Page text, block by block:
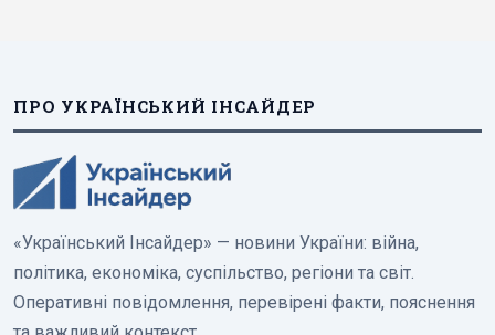
ПРО УКРАЇНСЬКИЙ ІНСАЙДЕР
«Український Інсайдер» — новини України: війна,
політика, економіка, суспільство, регіони та світ.
Оперативні повідомлення, перевірені факти, пояснення